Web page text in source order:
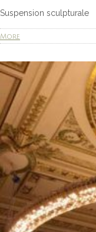
Suspension sculpturale
More